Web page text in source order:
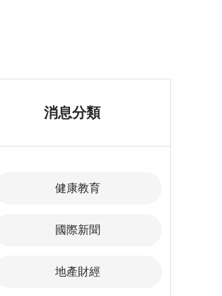
消息分類
健康教育
國際新聞
地產財經